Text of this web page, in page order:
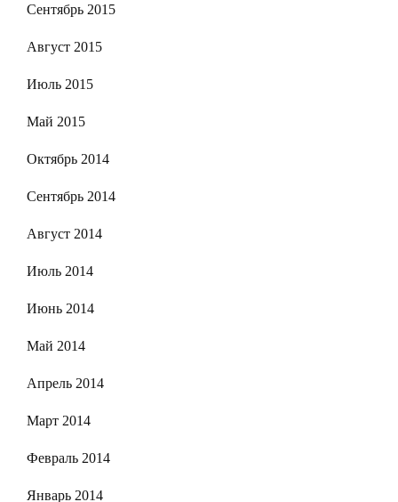
Сентябрь 2015
Август 2015
Июль 2015
Май 2015
Октябрь 2014
Сентябрь 2014
Август 2014
Июль 2014
Июнь 2014
Май 2014
Апрель 2014
Март 2014
Февраль 2014
Январь 2014